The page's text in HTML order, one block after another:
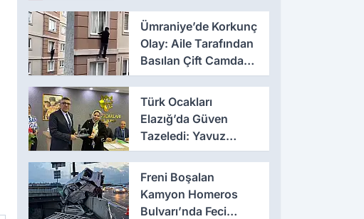
Ümraniye’de Korkunç
Olay: Aile Tarafından
Basılan Çift Camdan
Atladı
Türk Ocakları
Elazığ’da Güven
Tazeledi: Yavuz
Haykır Yeniden
Başkan
Freni Boşalan
Kamyon Homeros
Bulvarı’nda Feci